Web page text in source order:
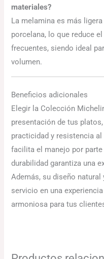
materiales?
La melamina es más
porcelana, lo que reduce
frecuentes, siendo ideal
volumen.
Beneficios adicionales
Elegir la Colección
presentación de tus
practicidad y resistencia
facilita el manejo por
durabilidad garantiza una
Además, su diseño
servicio en una
armoniosa para tus